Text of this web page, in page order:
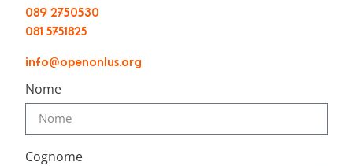
089 2750530
081 5751825
info@openonlus.org
Nome
Cognome